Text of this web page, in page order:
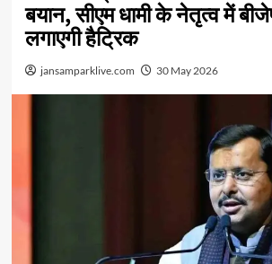
बयान, सीएम धामी के नेतृत्व में
लगाएगी हैट्रिक
jansamparklive.com 30 May 2026